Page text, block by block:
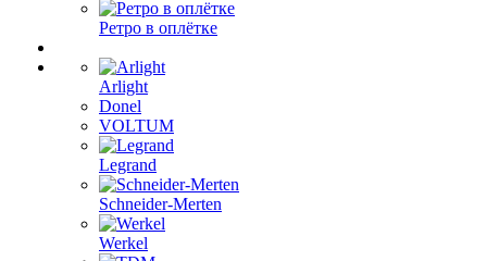
Ретро в оплётке
Arlight
Donel
VOLTUM
Legrand
Schneider-Merten
Werkel